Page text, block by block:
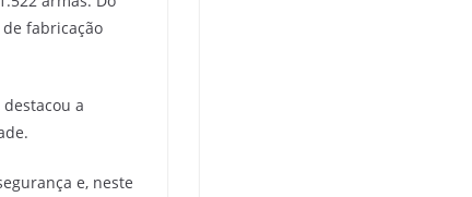
fabricação
a
e, neste